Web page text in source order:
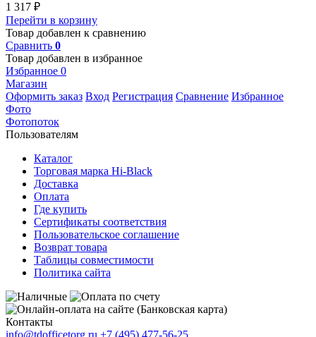
1 317 ₽
Перейти в корзину
Товар добавлен к сравнению
Сравнить 0
Товар добавлен в избранное
Избранное 0
Магазин
Оформить заказ Вход Регистрация Сравнение Избранное
Фото
Фотопоток
Пользователям
Каталог
Торговая марка Hi-Black
Доставка
Оплата
Где купить
Сертификаты соответствия
Пользовательское соглашение
Возврат товара
Таблицы совместимости
Политика сайта
Контакты
info@tdofficetorg.ru +7 (495) 477-56-25